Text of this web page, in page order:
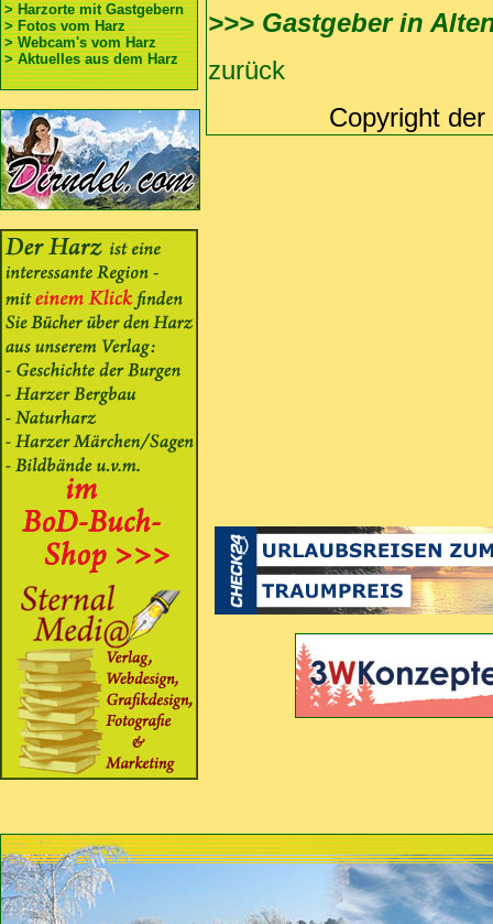
> Harzorte mit Gastgebern
> Fotos vom Harz
> Webcam's vom Harz
> Aktuelles aus dem Harz
>>> Gastgeber in
zurück
Copyright